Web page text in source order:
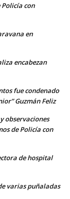
con
en
encabezan
fue condenado
Guzmán Feliz
observaciones
de Policía con
de hospital
varias puñaladas